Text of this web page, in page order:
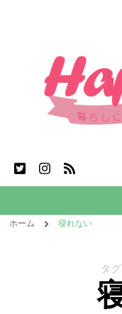
ホーム 寝れない
タ